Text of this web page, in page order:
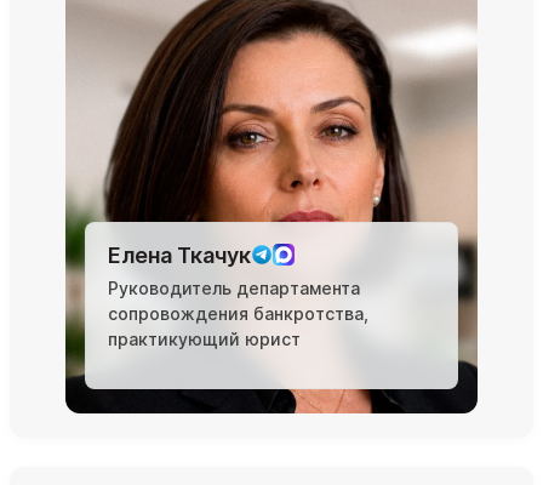
Елена Ткачук
Руководитель департамента
сопровождения банкротства,
практикующий юрист